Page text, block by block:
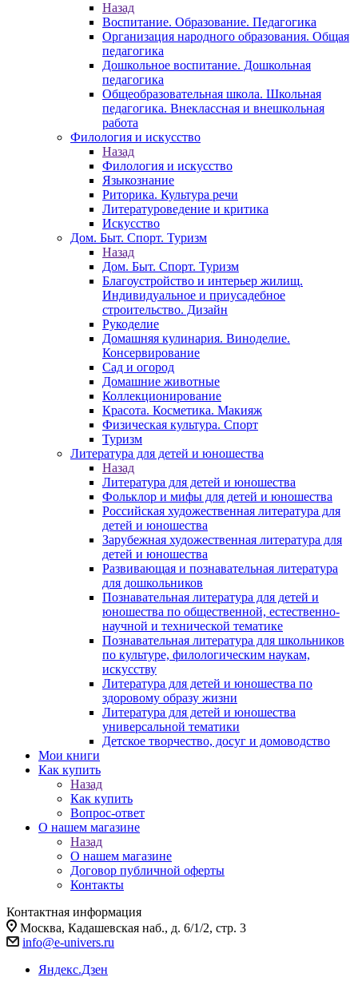
Назад
Воспитание. Образование. Педагогика
Организация народного образования. Общая
педагогика
Дошкольное воспитание. Дошкольная
педагогика
Общеобразовательная школа. Школьная
педагогика. Внеклассная и внешкольная
работа
Филология и искусство
Назад
Филология и искусство
Языкознание
Риторика. Культура речи
Литературоведение и критика
Искусство
Дом. Быт. Спорт. Туризм
Назад
Дом. Быт. Спорт. Туризм
Благоустройство и интерьер жилищ.
Индивидуальное и приусадебное
строительство. Дизайн
Рукоделие
Домашняя кулинария. Виноделие.
Консервирование
Сад и огород
Домашние животные
Коллекционирование
Красота. Косметика. Макияж
Физическая культура. Спорт
Туризм
Литература для детей и юношества
Назад
Литература для детей и юношества
Фольклор и мифы для детей и юношества
Российская художественная литература для
детей и юношества
Зарубежная художественная литература для
детей и юношества
Развивающая и познавательная литература
для дошкольников
Познавательная литература для детей и
юношества по общественной, естественно-
научной и технической тематике
Познавательная литература для школьников
по культуре, филологическим наукам,
искусству
Литература для детей и юношества по
здоровому образу жизни
Литература для детей и юношества
универсальной тематики
Детское творчество, досуг и домоводство
Мои книги
Как купить
Назад
Как купить
Вопрос-ответ
О нашем магазине
Назад
О нашем магазине
Договор публичной оферты
Контакты
Контактная информация
Москва, Кадашевская наб., д. 6/1/2, стр. 3
info@e-univers.ru
Яндекс.Дзен